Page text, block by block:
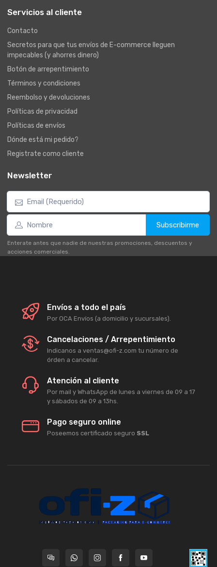
Servicios al cliente
Contacto
Secretos para que tus envíos de E-commerce lleguen
impecables (y ahorres dinero)
Botón de arrepentimiento
Términos y condiciones
Reembolso y devoluciones
Políticas de privacidad
Políticas de envíos
Dónde está mi pedido?
Registrate como cliente
Newsletter
Subscribirme
Enterate antes que nadie de nuestras promociones, descuentos y
acciones comerciales.
Envíos a todo el país
Por OCA Envíos (a domicilio y sucursales).
Cancelaciones / Arrepentimiento
Indicanos a ventas@ofi-z.com tu número de
órden a cancelar.
Atención al cliente
Por mail y WhatsApp de lunes a viernes de 09 a 17
y sábados de 09 a 13hs.
Pago seguro online
Poseemos certificado seguro SSL